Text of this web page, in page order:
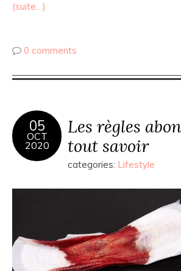
(suite…)
0 comments
05
OCT
2020
Les règles
tout savoir
categories: Lifestyle